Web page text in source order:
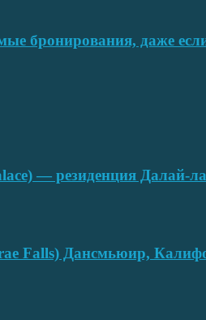
бронирования, даже
— резиденция Далай-
Falls) Дансмьюир,